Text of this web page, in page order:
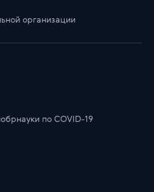
организации
по COVID-19